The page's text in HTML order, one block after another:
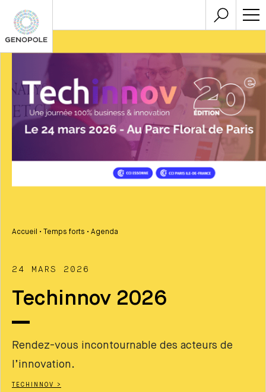
Accueil • Temps forts • Agenda
24 MARS 2026
Techinnov 2026
Rendez-vous incontournable des acteurs de
l’innovation.
TECHINNOV >